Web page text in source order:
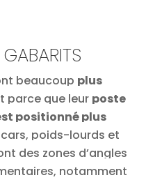
beaucoup plus
parce que leur poste
positionné plus
cars, poids-lourds et
des zones d’angles
notamment